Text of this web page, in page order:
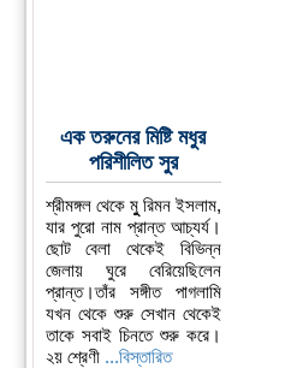
এক তরুনের মিষ্টি মধুর
পরিশীলিত সুর
শ্রীমঙ্গল থেকে মুু রিমন ইসলাম,
যার পুরো নাম প্রান্ত আচ্যর্য।
ছোট বেলা থেকেই বিভিন্ন
জেলায় ঘুরে বেরিয়েছিলেন
প্রান্ত।তাঁর সঙ্গীত পাগলামি
যখন থেকে শুরু সেখান থেকেই
তাকে সবাই চিনতে শুরু করে।
২য় শ্রেণী ...বিস্তারিত